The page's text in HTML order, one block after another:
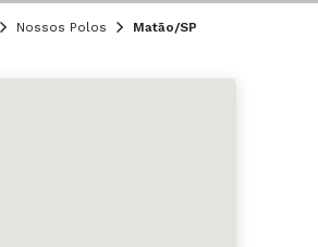
Nossos Polos Matão/SP